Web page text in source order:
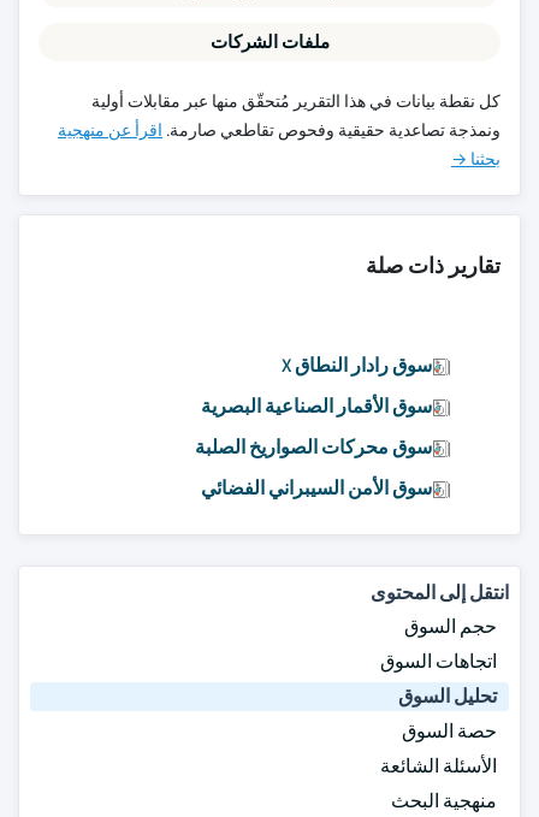
ملفات الشركات
كل نقطة بيانات في هذا التقرير مُتحقّق منها عبر مقابلات أولية
ونمذجة تصاعدية حقيقية وفحوص تقاطعي صارمة. اقرأ عن منهجية
بحثنا →
تقارير ذات صلة
سوق رادار النطاق X
سوق الأقمار الصناعية البصرية
سوق محركات الصواريخ الصلبة
سوق الأمن السيبراني الفضائي
انتقل إلى المحتوى
حجم السوق
اتجاهات السوق
تحليل السوق
حصة السوق
الأسئلة الشائعة
منهجية البحث